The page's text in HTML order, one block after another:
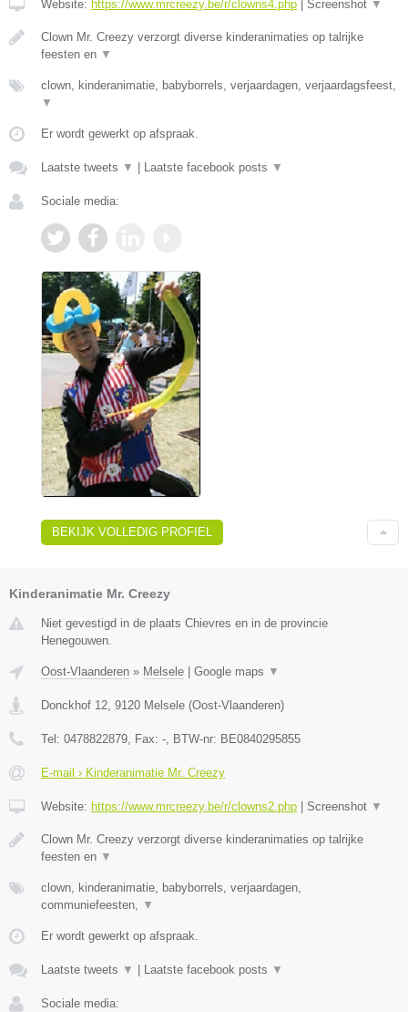
Website: https://www.mrcreezy.be/r/clowns4.php Screenshot ▼
Clown Mr. Creezy verzorgt diverse kinderanimaties op talrijke
feesten en ▼
clown, kinderanimatie, babyborrels, verjaardagen, verjaardagsfeest,
▼
Er wordt gewerkt op afspraak.
Laatste tweets ▼ Laatste facebook posts ▼
Sociale media:
BEKIJK VOLLEDIG PROFIEL
Kinderanimatie Mr. Creezy
Niet gevestigd in de plaats Chievres en in de provincie
Henegouwen.
Oost-Vlaanderen » Melsele Google maps ▼
Donckhof 12, 9120 Melsele (Oost-Vlaanderen)
Tel: 0478822879, Fax: -, BTW-nr: BE0840295855
E-mail › Kinderanimatie Mr. Creezy
Website: https://www.mrcreezy.be/r/clowns2.php Screenshot ▼
Clown Mr. Creezy verzorgt diverse kinderanimaties op talrijke
feesten en ▼
clown, kinderanimatie, babyborrels, verjaardagen,
communiefeesten, ▼
Er wordt gewerkt op afspraak.
Laatste tweets ▼ Laatste facebook posts ▼
Sociale media: